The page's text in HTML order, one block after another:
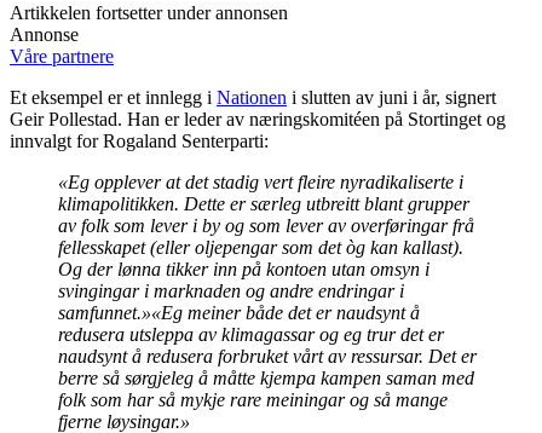
Artikkelen fortsetter under annonsen
Annonse
Våre partnere
Et eksempel er et innlegg i Nationen i slutten av juni i år, signert
Geir Pollestad. Han er leder av næringskomitéen på Stortinget og
innvalgt for Rogaland Senterparti:
«Eg opplever at det stadig vert fleire nyradikaliserte i
klimapolitikken. Dette er særleg utbreitt blant grupper
av folk som lever i by og som lever av overføringar frå
fellesskapet (eller oljepengar som det òg kan kallast).
Og der lønna tikker inn på kontoen utan omsyn i
svingingar i marknaden og andre endringar i
samfunnet.»«Eg meiner både det er naudsynt å
redusera utsleppa av klimagassar og eg trur det er
naudsynt å redusera forbruket vårt av ressursar. Det er
berre så sørgjeleg å måtte kjempa kampen saman med
folk som har så mykje rare meiningar og så mange
fjerne løysingar.»